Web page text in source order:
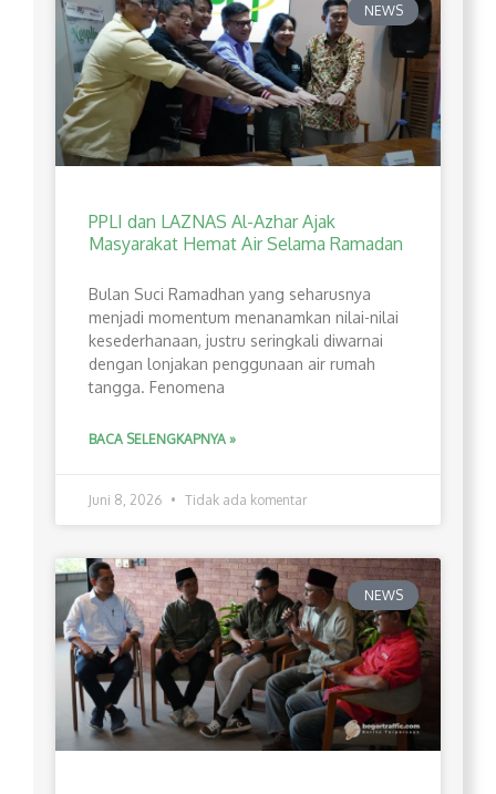
NEWS
PPLI dan LAZNAS Al-Azhar Ajak
Masyarakat Hemat Air Selama Ramadan
Bulan Suci Ramadhan yang seharusnya
menjadi momentum menanamkan nilai-nilai
kesederhanaan, justru seringkali diwarnai
dengan lonjakan penggunaan air rumah
tangga. Fenomena
BACA SELENGKAPNYA »
Juni 8, 2026 Tidak ada komentar
NEWS